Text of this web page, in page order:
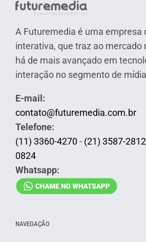
A Futuremedia é uma empresa
interativa, que traz ao mercado
há de mais avançado em
interação no segmento de
E-mail:
contato@futuremedia.com.br
Telefone:
(11) 3360-4270 - (21) 3587-2812
0824
Whatsapp:
NAVEGAÇÃO